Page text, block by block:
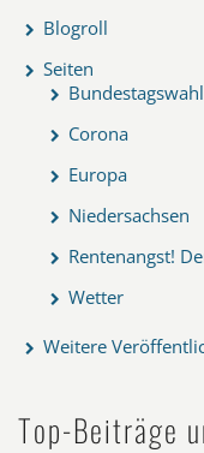
Blogroll
Seiten
Bundestagswahl
Corona
Europa
Niedersachsen
Rentenangst!
Wetter
Weitere
Top-Beiträge